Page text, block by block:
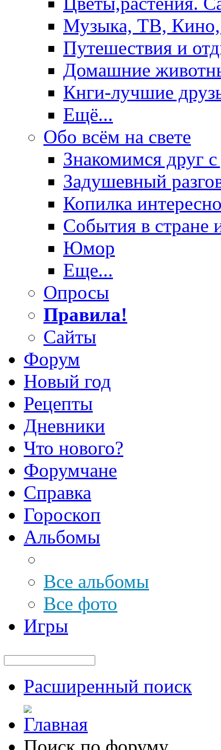
Музыка, ТВ,
Путешествия и
Домашние
Кнги-лучшие
Ещё...
Обо всём на свете
Знакомимся друг
Задушевный
Копилка
События в стране
Юмор
Еще...
Опросы
Правила!
Сайты
Форум
Новый год
Рецепты
Дневники
Что нового?
Форумчане
Справка
Гороскоп
Альбомы
Все альбомы
Все фото
Игры
Расширенный поиск